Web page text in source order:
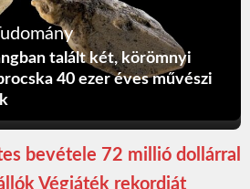
talált két, körömnyi
40 ezer éves művészi
bevétele 72 millió dollárral
Végjáték rekordját